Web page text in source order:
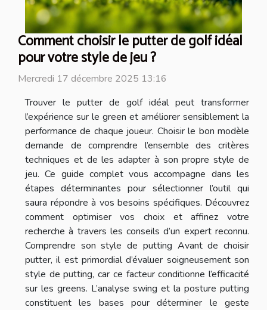
Comment choisir le putter de golf idéal
pour votre style de jeu ?
Mercredi 17 décembre 2025 13:16
Trouver le putter de golf idéal peut transformer
l’expérience sur le green et améliorer sensiblement la
performance de chaque joueur. Choisir le bon modèle
demande de comprendre l’ensemble des critères
techniques et de les adapter à son propre style de
jeu. Ce guide complet vous accompagne dans les
étapes déterminantes pour sélectionner l’outil qui
saura répondre à vos besoins spécifiques. Découvrez
comment optimiser vos choix et affinez votre
recherche à travers les conseils d’un expert reconnu.
Comprendre son style de putting Avant de choisir
putter, il est primordial d’évaluer soigneusement son
style de putting, car ce facteur conditionne l’efficacité
sur les greens. L’analyse swing et la posture putting
constituent les bases pour déterminer le geste